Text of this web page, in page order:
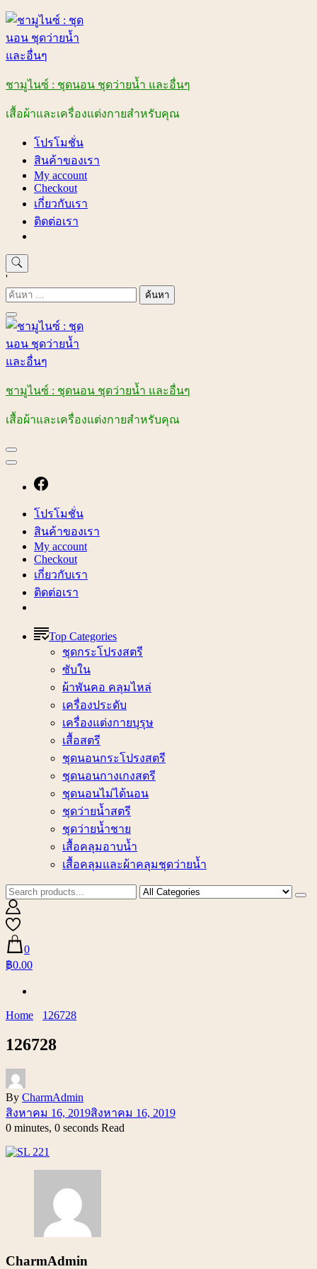
Skip
content
ชามูไนซ์ : ชุดนอน ชุดว่ายน้ำ และอื่นๆ
เสื้อผ้าและเครื่องแต่งกายสำหรับคุณ
โปรโมชั่น
สินค้าของเรา
My account
Checkout
เกี่ยวกับเรา
ติดต่อเรา
'
ค้นหา
สำหรับ:
ชามูไนซ์ : ชุดนอน ชุดว่ายน้ำ และอื่นๆ
เสื้อผ้าและเครื่องแต่งกายสำหรับคุณ
โปรโมชั่น
สินค้าของเรา
My account
Checkout
เกี่ยวกับเรา
ติดต่อเรา
Top Categories
ชุดกระโปรงสตรี
ซับใน
ผ้าพันคอ คลุมไหล่
เครื่องประดับ
เครื่องแต่งกายบุรุษ
เสื้อสตรี
ชุดนอนกระโปรงสตรี
ชุดนอนกางเกงสตรี
ชุดนอนไม่ได้นอน
ชุดว่ายน้ำสตรี
ชุดว่ายน้ำชาย
เสื้อคลุมอาบน้ำ
เสื้อคลุมและผ้าคลุมชุดว่ายน้ำ
0
฿0.00
Home 126728
126728
By CharmAdmin
สิงหาคม 16, 2019สิงหาคม 16, 2019
0 minutes, 0 seconds Read
CharmAdmin